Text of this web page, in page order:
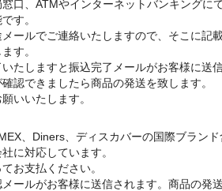
口、ATMやインターネットバンキングに
す。
ールでご連絡いたしますので、そこに記
す。
たしますと振込完了メールがお客様に送
認できましたら商品の発送を致します。
いいたします。
、Diners、ディスカバーの国際ブランド
に対応しています。
お支払ください。
ールがお客様に送信されます。商品の発